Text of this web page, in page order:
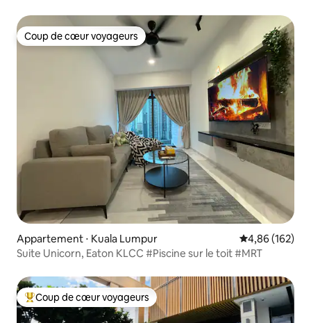
Coup de cœur voyageurs
Coup de cœur voyageurs
Appartement ⋅ Kuala Lumpur Évaluation
4,86 (162)
Suite Unicorn, Eaton KLCC #Piscine sur le toit #MRT
Coups de cœur voyageurs les plus appréciés
Coup de cœur voyageurs